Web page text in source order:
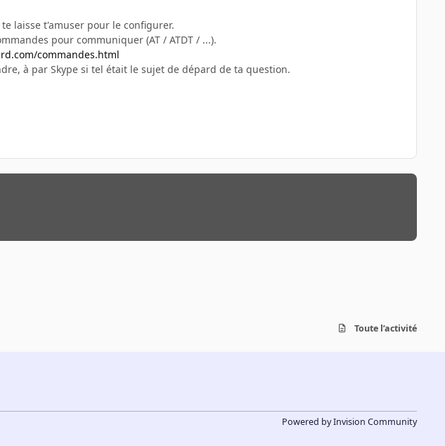
laisse t'amuser pour le configurer.
pour communiquer (AT / ATDT / ...).
commandes.html
à par Skype si tel était le sujet de dépard de ta question.
Toute l’activité
Powered byInvision Community